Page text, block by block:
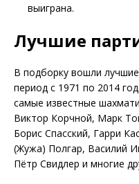
выиграна.
Лучшие
В подборку вошли
период с 1971 по 2014
самые известные
Виктор Корчной, Марк
Борис Спасский, Гарри
(Жужа) Полгар, Василий
Пётр Свидлер и многие